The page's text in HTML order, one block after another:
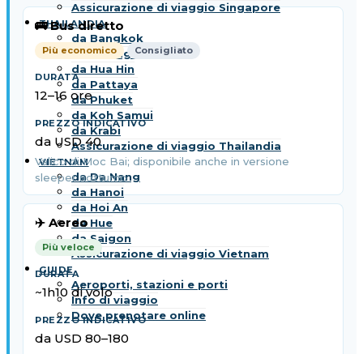
Assicurazione di viaggio Singapore
THAILANDIA
da Bangkok
da Chiang Mai
da Hua Hin
da Pattaya
da Phuket
da Koh Samui
da Krabi
Assicurazione di viaggio Thailandia
VIETNAM
da Da Nang
da Hanoi
da Hoi An
da Hue
da Saigon
Assicurazione di viaggio Vietnam
GUIDE
Aeroporti, stazioni e porti
Info di viaggio
Dove prenotare online
🚌 Bus diretto
Più economico Consigliato
12–16 ore
da USD 40
Valico di Moc Bai; disponibile anche in versione
sleeper notturno
✈️ Aereo
Più veloce
~1h10 di volo
da USD 80–180